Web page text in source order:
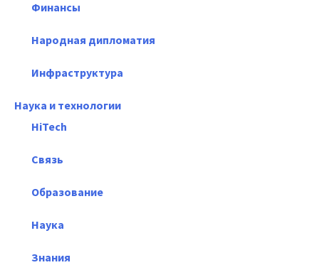
Финансы
Народная дипломатия
Инфраструктура
Наука и технологии
HiTech
Связь
Образование
Наука
Знания